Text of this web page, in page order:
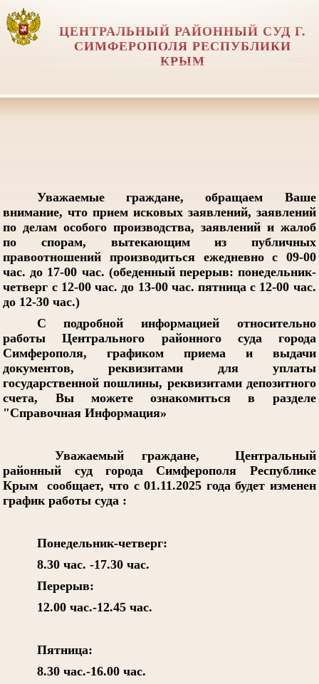
ЦЕНТРАЛЬНЫЙ РАЙОННЫЙ СУД Г.
СИМФЕРОПОЛЯ РЕСПУБЛИКИ
КРЫМ
Уважаемые граждане, обращаем Ваше
внимание, что прием исковых заявлений, заявлений
по делам особого производства, заявлений и жалоб
по спорам, вытекающим из публичных
правоотношений производиться ежедневно с 09-00
час. до 17-00 час. (обеденный перерыв: понедельник-
четверг с 12-00 час. до 13-00 час. пятница с 12-00 час.
до 12-30 час.)
С подробной информацией относительно
работы Центрального районного суда города
Симферополя, графиком приема и выдачи
документов, реквизитами для уплаты
государственной пошлины, реквизитами депозитного
счета, Вы можете ознакомиться в разделе
"Справочная Информация»
Уважаемый граждане, Центральный
районный суд города Симферополя Республике
Крым сообщает, что с 01.11.2025 года будет изменен
график работы суда :
Понедельник-четверг:
8.30 час. -17.30 час.
Перерыв:
12.00 час.-12.45 час.
Пятница:
8.30 час.-16.00 час.